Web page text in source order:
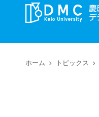
ホーム トピックス